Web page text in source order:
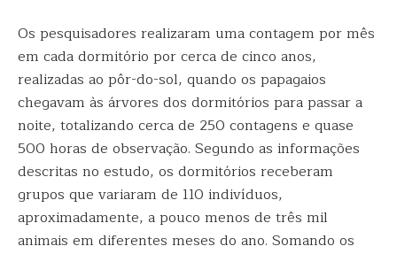
Os pesquisadores realizaram uma contagem por mês
em cada dormitório por cerca de cinco anos,
realizadas ao pôr-do-sol, quando os papagaios
chegavam às árvores dos dormitórios para passar a
noite, totalizando cerca de 250 contagens e quase
500 horas de observação. Segundo as informações
descritas no estudo, os dormitórios receberam
grupos que variaram de 110 indivíduos,
aproximadamente, a pouco menos de três mil
animais em diferentes meses do ano. Somando os